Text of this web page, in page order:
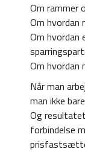
Om rammer
Om hvordan
Om
Om hvordan
Når man
man ikke
Og
forbindelse